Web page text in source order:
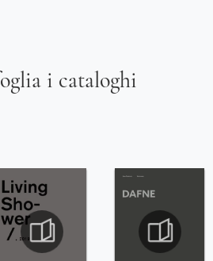
i cataloghi